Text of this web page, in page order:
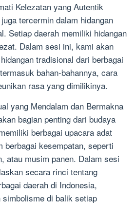
Kelezatan yang Autentik
tercermin dalam hidangan
Setiap daerah memiliki hidangan
Dalam sesi ini, kami akan
tradisional dari berbagai
bahan-bahannya, cara
rasa yang dimilikinya.
yang Mendalam dan Bermakna
bagian penting dari budaya
berbagai upacara adat
berbagai kesempatan, seperti
atau musim panen. Dalam sesi
secara rinci tentang
daerah di Indonesia,
di balik setiap